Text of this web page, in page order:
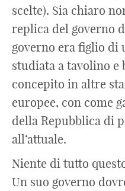
scelte). Sia chiaro
replica del governo
governo era figlio di
studiata a tavolino e
concepito in altre
europee, con come
della Repubblica di
all’attuale.
Niente di tutto
Un suo governo